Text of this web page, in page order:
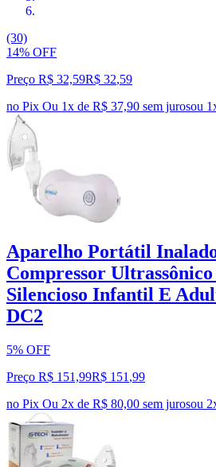
(30)
14% OFF
Preço R$ 32,59R$ 32,59
no Pix Ou 1x de R$ 37,90 sem jurosou 1
Aparelho Portátil
Compressor
Silencioso Infantil E
DC2
5% OFF
Preço R$ 151,99R$ 151 ,99
no Pix Ou 2x de R$ 80,00 sem jurosou 2